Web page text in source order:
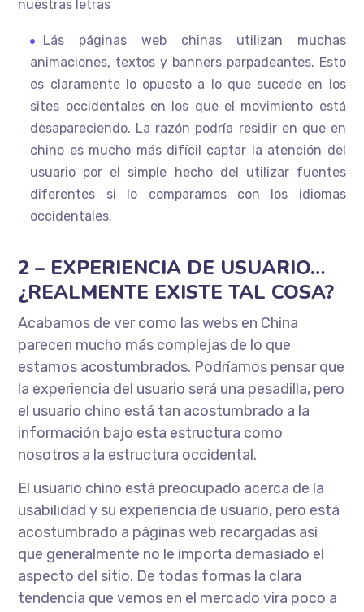
nuestras letras
Lás páginas web chinas utilizan muchas
animaciones, textos y banners parpadeantes. Esto
es claramente lo opuesto a lo que sucede en los
sites occidentales en los que el movimiento está
desapareciendo. La razón podría residir en que en
chino es mucho más difícil captar la atención del
usuario por el simple hecho del utilizar fuentes
diferentes si lo comparamos con los idiomas
occidentales.
2 – EXPERIENCIA DE USUARIO…
¿REALMENTE EXISTE TAL COSA?
Acabamos de ver como las webs en China
parecen mucho más complejas de lo que
estamos acostumbrados. Podríamos pensar que
la experiencia del usuario será una pesadilla, pero
el usuario chino está tan acostumbrado a la
información bajo esta estructura como
nosotros a la estructura occidental.
El usuario chino está preocupado acerca de la
usabilidad y su experiencia de usuario, pero está
acostumbrado a páginas web recargadas así
que generalmente no le importa demasiado el
aspecto del sitio. De todas formas la clara
tendencia que vemos en el mercado vira poco a